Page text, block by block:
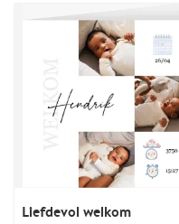
Liefdevol welkom